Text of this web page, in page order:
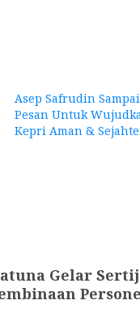
Asep Safrudin
Pesan Untuk
Kepri Aman &
Gelar